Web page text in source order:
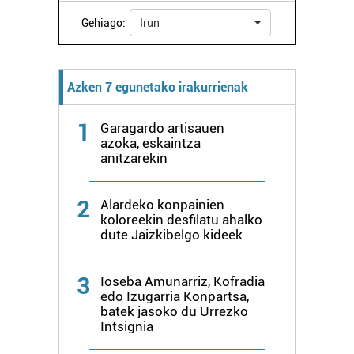
Bazkide batzuek ez dizute baimenik eskatzen, eta beren
interes komertzial legitimoetan babesten dira. Ikusi gure
bazkideen zerrenda, beren ustez zein helburutarako
dezakezun ikusteko.
buruzko informazio gehiago eta ezarri zure lehentasunak
datuen atalean. Edozein unetan alda edo ken dezakezu
Webgune honek cookie propioak eta hirugarrenen cookie-
fitxategiak erabiltzen ditu. Zure esperientzia eta
erabiltzeko baimen esplizitua ematen diguzu.
Gehiago: Irun
Azken 7 egunetako irakurrienak
1
Garagardo artisauen
azoka, eskaintza
anitzarekin
2
Alardeko konpainien
koloreekin desfilatu ahalko
dute Jaizkibelgo kideek
3
Ioseba Amunarriz, Kofradia
edo Izugarria Konpartsa,
batek jasoko du Urrezko
Intsignia